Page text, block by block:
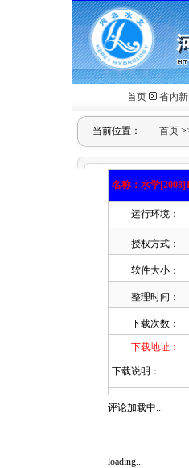
首页 省内新
当前位置： 首页
名称：水学
运行环境：
授权方式：
软件大小：
整理时间：
下载次数：
下载地址：
下载说明：
评论加载中...
loading...